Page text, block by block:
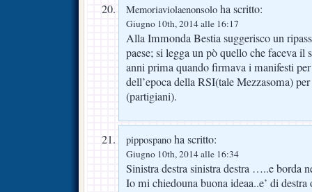
Memoriaviolaenonsolo ha scritto:
Giugno 10th, 2014 alle 16:17
Alla Immonda Bestia suggerisco un
paese; si legga un pò quello che faceva il
anni prima quando firmava i manifesti
dell’epoca della RSI(tale Mezzasoma)
(partigiani).
pippospano ha scritto:
Giugno 10th, 2014 alle 16:34
Sinistra destra sinistra destra …..e borda
Io mi chiedouna buona ideaa..e’ di